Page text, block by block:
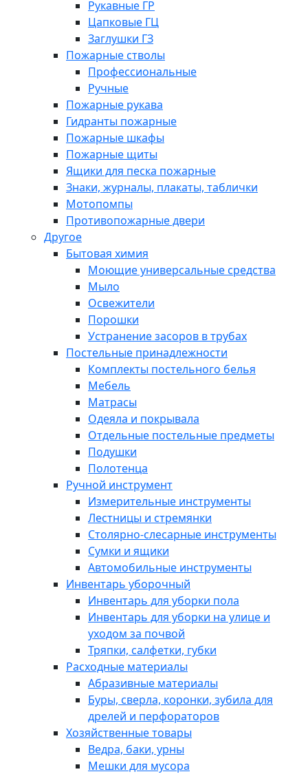
Рукавные ГР
Цапковые ГЦ
Заглушки ГЗ
Пожарные стволы
Профессиональные
Ручные
Пожарные рукава
Гидранты пожарные
Пожарные шкафы
Пожарные щиты
Ящики для песка пожарные
Знаки, журналы, плакаты, таблички
Мотопомпы
Противопожарные двери
Другое
Бытовая химия
Моющие универсальные средства
Мыло
Освежители
Порошки
Устранение засоров в трубах
Постельные принадлежности
Комплекты постельного белья
Мебель
Матрасы
Одеяла и покрывала
Отдельные постельные предметы
Подушки
Полотенца
Ручной инструмент
Измерительные инструменты
Лестницы и стремянки
Столярно-слесарные инструменты
Сумки и ящики
Автомобильные инструменты
Инвентарь уборочный
Инвентарь для уборки пола
Инвентарь для уборки на улице и
уходом за почвой
Тряпки, салфетки, губки
Расходные материалы
Абразивные материалы
Буры, сверла, коронки, зубила для
дрелей и перфораторов
Хозяйственные товары
Ведра, баки, урны
Мешки для мусора